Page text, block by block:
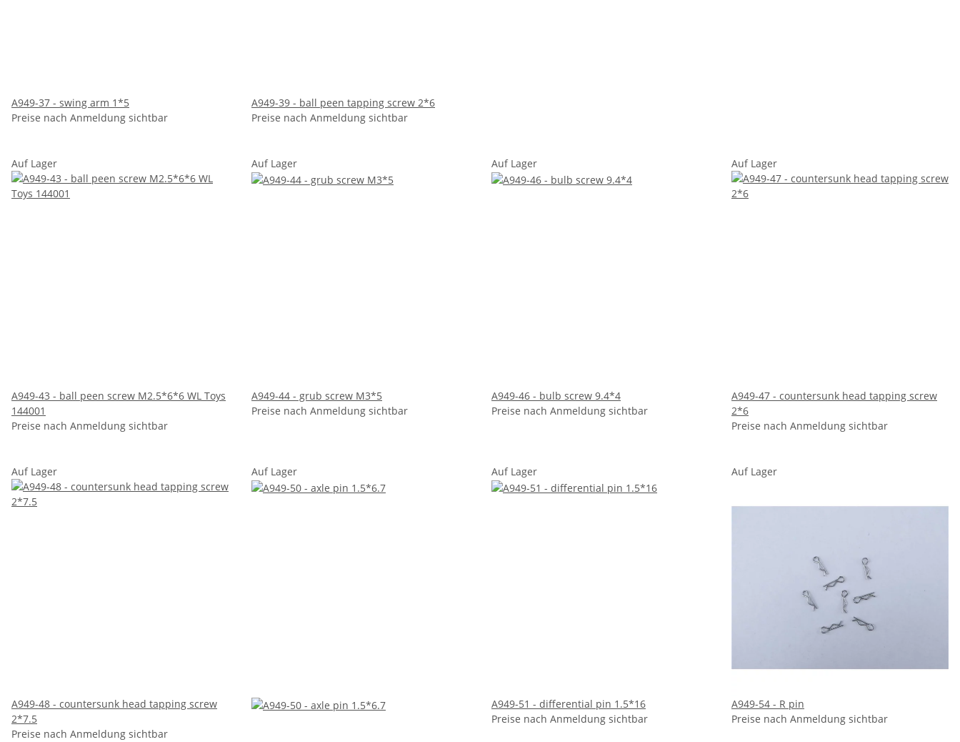
A949-37 - swing arm 1*5
Preise nach Anmeldung sichtbar
A949-39 - ball peen tapping screw 2*6
Preise nach Anmeldung sichtbar
Auf Lager
A949-43 - ball peen screw M2.5*6*6 WL Toys
144001
Preise nach Anmeldung sichtbar
Auf Lager
A949-44 - grub screw M3*5
Preise nach Anmeldung sichtbar
Auf Lager
A949-46 - bulb screw 9.4*4
Preise nach Anmeldung sichtbar
Auf Lager
A949-47 - countersunk head tapping screw
2*6
Preise nach Anmeldung sichtbar
Auf Lager
A949-48 - countersunk head tapping screw
2*7.5
Preise nach Anmeldung sichtbar
Auf Lager Auf Lager
A949-51 - differential pin 1.5*16
Preise nach Anmeldung sichtbar
Auf Lager
A949-54 - R pin
Preise nach Anmeldung sichtbar